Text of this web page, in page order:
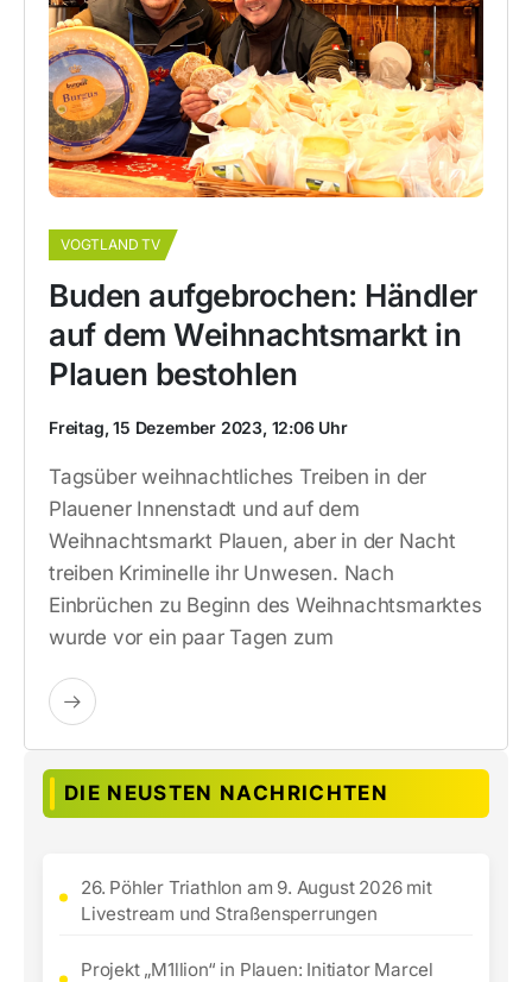
VOGTLAND TV
Buden aufgebrochen: Händler
auf dem Weihnachtsmarkt in
Plauen bestohlen
Freitag, 15 Dezember 2023, 12:06 Uhr
Tagsüber weihnachtliches Treiben in der
Plauener Innenstadt und auf dem
Weihnachtsmarkt Plauen, aber in der Nacht
treiben Kriminelle ihr Unwesen. Nach
Einbrüchen zu Beginn des Weihnachtsmarktes
wurde vor ein paar Tagen zum
DIE NEUSTEN NACHRICHTEN
26. Pöhler Triathlon am 9. August 2026 mit
Livestream und Straßensperrungen
Projekt „M1llion“ in Plauen: Initiator Marcel